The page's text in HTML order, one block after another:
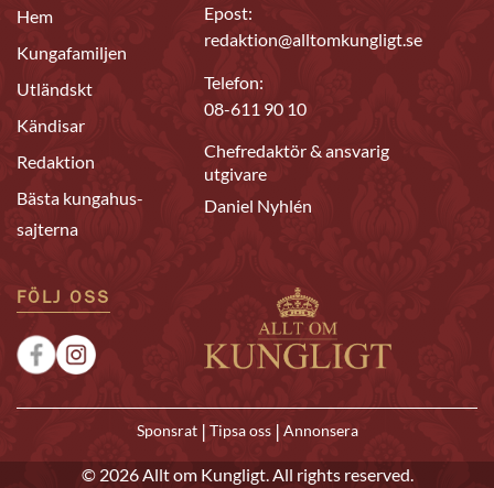
Hem
Kungafamiljen
Utländskt
Kändisar
Redaktion
Bästa kungahus-
sajterna
Epost:
redaktion@alltomkungligt.se
Telefon:
08-611 90 10
Chefredaktör & ansvarig
utgivare
Daniel Nyhlén
FÖLJ OSS
Sponsrat | Tipsa oss | Annonsera
© 2026 Allt om Kungligt. All rights reserved.